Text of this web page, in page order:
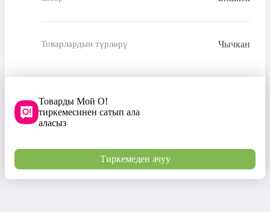
Товарлардын түрлөрү Чычкан
Товарды Мой О!
тиркемесинен сатып ала
аласыз
Тиркемеден ачуу